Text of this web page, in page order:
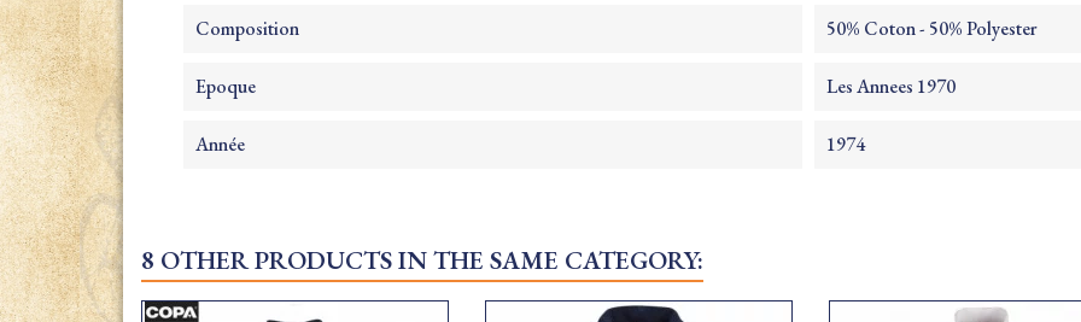
Composition 50% Coton - 50% Polyester
Epoque Les Annees 1970
Année 1974
8 OTHER PRODUCTS IN THE SAME CATEGORY: